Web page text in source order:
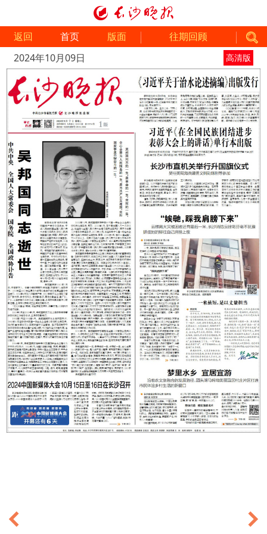
返回 首页 版面
往期回顾
2024年10月09日
高清版